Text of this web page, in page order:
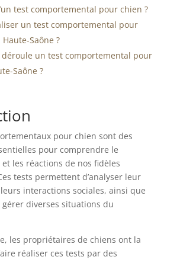
test comportemental pour chien ?
un test comportemental pour
Saône ?
déroule un test comportemental pour
Saône ?
pour chien sont des
pour comprendre le
les réactions de nos fidèles
tests permettent d’analyser leur
interactions sociales, ainsi que
diverses situations du
les propriétaires de chiens ont la
réaliser ces tests par des